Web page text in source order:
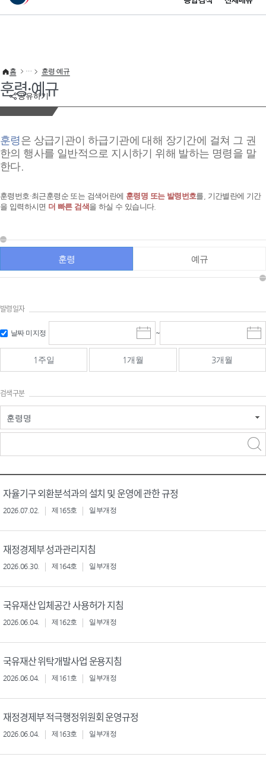
이 누리집은 대한민국 공식 전자정부 누리집입니다.
공유하기
홈 훈령·예규
훈령·예규
훈령은 상급기관이 하급기관에 대해 장기간에 걸쳐 그 권
한의 행사를 일반적으로 지시하기 위해 발하는 명령을 말
한다.
훈령번호·최근훈령순 또는 검색어란에 훈령명 또는 발령번호를, 기간별란에 기간
을 입력하시면 더 빠른 검색 을 하실 수 있습니다.
훈령 예규
발령일자
날짜 미지정
시
작
일
선
~
마
감
선
1주일 1개월 3개월
검색구분
훈령명
자율기구 외환분석과의 설치 및 운영에 관한 규정
2026.07.02. 제165호 일부개정
재정경제부 성과관리지침
2026.06.30. 제164호 일부개정
국유재산 입체공간 사용허가 지침
2026.06.04. 제162호 일부개정
국유재산 위탁개발사업 운용지침
2026.06.04. 제161호 일부개정
재정경제부 적극행정위원회 운영규정
2026.06.04. 제163호 일부개정